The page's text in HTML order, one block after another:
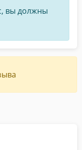
вы должны